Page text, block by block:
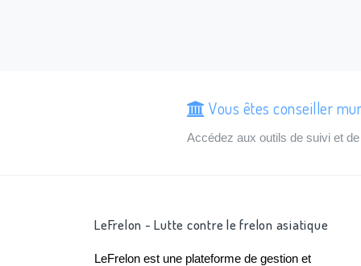
Vous êtes conseiller
Accédez aux outils de suivi et
LeFrelon - Lutte contre le frelon asiatique
LeFrelon est une plateforme de gestion et